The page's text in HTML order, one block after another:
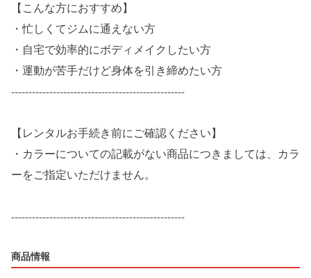
【こんな方におすすめ】
・忙しくてジムに通えない方
・自宅で効率的にボディメイクしたい方
・運動が苦手だけど身体を引き締めたい方
--------------------------------------------------
【レンタルお手続き前にご確認ください】
・カラーについての記載がない商品につきましては、カラ
ーをご指定いただけません。
--------------------------------------------------
商品情報